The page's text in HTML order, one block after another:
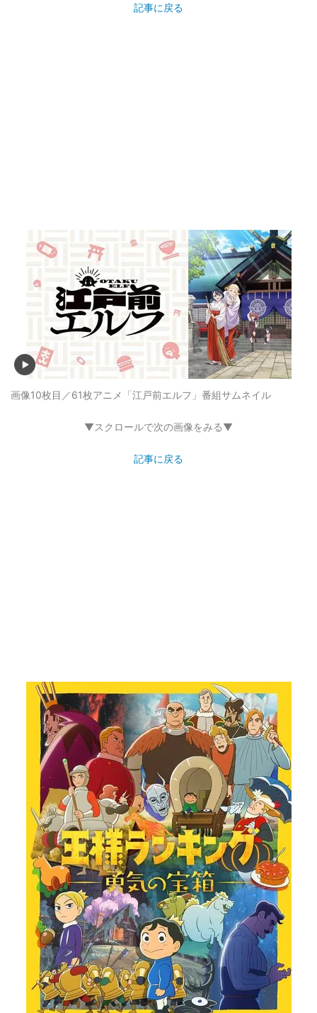
記事に戻る
画像10枚目／61枚アニメ「江戸前エルフ」番組サムネイル
▼スクロールで次の画像をみる▼
記事に戻る